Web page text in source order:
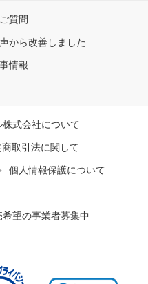
質問
から改善しました
情報
式会社について
商取引法に関して
個人情報保護について
望の事業者募集中